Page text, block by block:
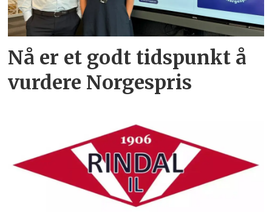
Nå er et godt tidspunkt å
vurdere Norgespris